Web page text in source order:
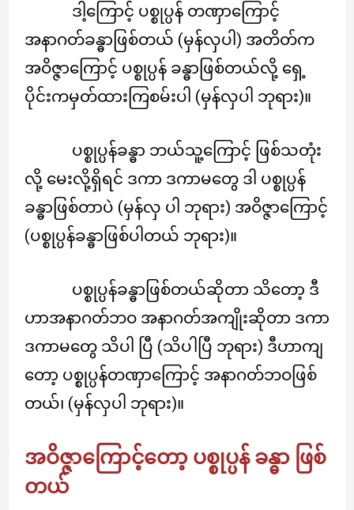
ဒါ့ကြောင့် ပစ္စုပ္ပန် တဏှာကြောင့်
အနာဂတ်ခန္ဓာဖြစ်တယ် (မှန်လှပါ) အတိတ်က
အဝိဇ္ဇာကြောင့် ပစ္စုပ္ပန် ခန္ဓာဖြစ်တယ်လို့ ရှေ့
ပိုင်းကမှတ်ထားကြစမ်းပါ (မှန်လှပါ ဘုရား)။
ပစ္စုပ္ပန်ခန္ဓာ ဘယ်သူ့ကြောင့် ဖြစ်သတုံး
လို့ မေးလို့ရှိရင် ဒကာ ဒကာမတွေ ဒါ ပစ္စုပ္ပန်
ခန္ဓာဖြစ်တာပဲ (မှန်လှ ပါ ဘုရား) အဝိဇ္ဇာကြောင့်
(ပစ္စုပ္ပန်ခန္ဓာဖြစ်ပါတယ် ဘုရား)။
ပစ္စုပ္ပန်ခန္ဓာဖြစ်တယ်ဆိုတာ သိတော့ ဒီ
ဟာအနာဂတ်ဘဝ အနာဂတ်အကျိုးဆိုတာ ဒကာ
ဒကာမတွေ သိပါ ပြီ (သိပါပြီ ဘုရား) ဒီဟာကျ
တော့ ပစ္စုပ္ပန်တဏှာကြောင့် အနာဂတ်ဘဝဖြစ်
တယ်၊ (မှန်လှပါ ဘုရား)။
အဝိဇ္ဇာကြောင့်တော့ ပစ္စုပ္ပန် ခန္ဓာ ဖြစ်
တယ်